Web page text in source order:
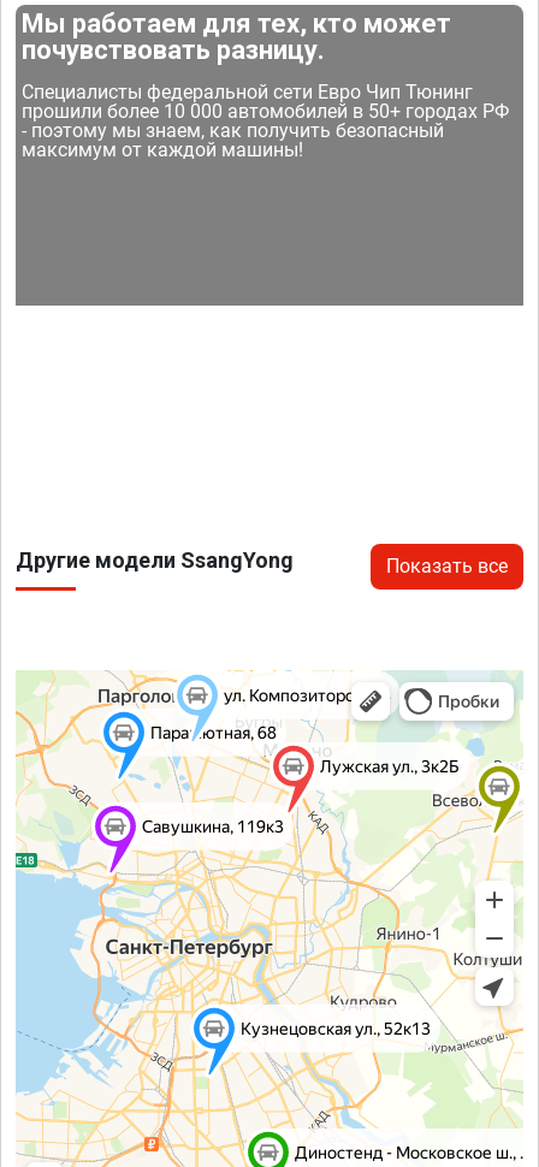
Мы работаем для тех, кто может
почувствовать разницу.
Специалисты федеральной сети Евро Чип Тюнинг
прошили более 10 000 автомобилей в 50+ городах РФ
- поэтому мы знаем, как получить безопасный
максимум от каждой машины!
Другие модели SsangYong Показать все